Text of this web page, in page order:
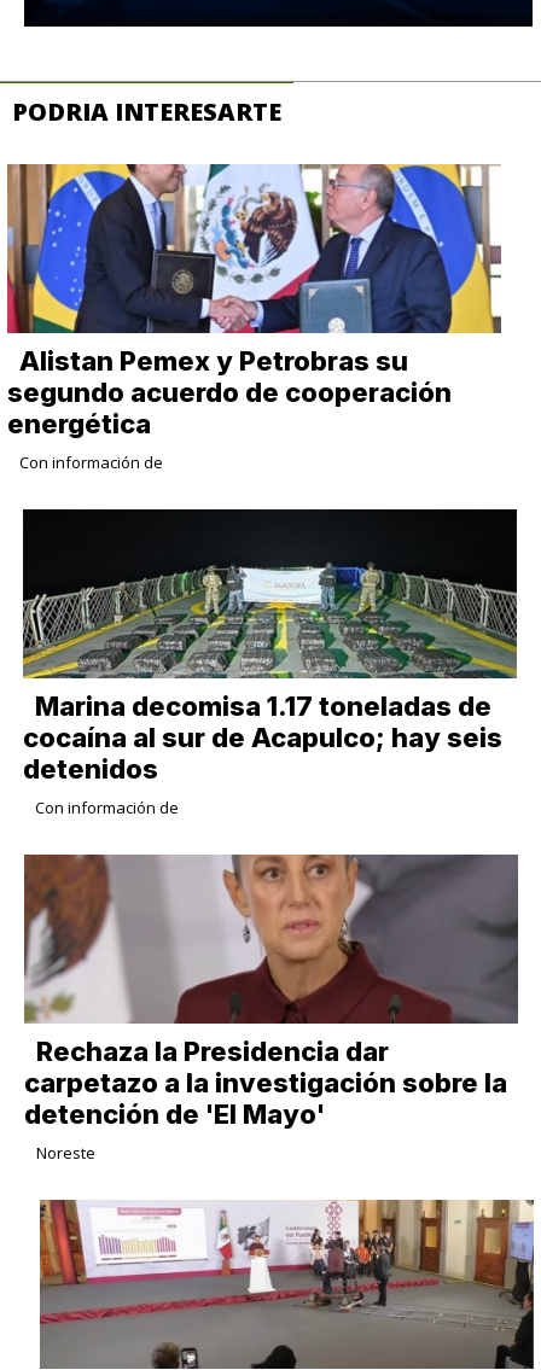
PODRIA INTERESARTE
Alistan Pemex y Petrobras su
segundo acuerdo de cooperación
energética
Con información de
Marina decomisa 1.17 toneladas de
cocaína al sur de Acapulco; hay seis
detenidos
Con información de
Rechaza la Presidencia dar
carpetazo a la investigación sobre la
detención de 'El Mayo'
Noreste